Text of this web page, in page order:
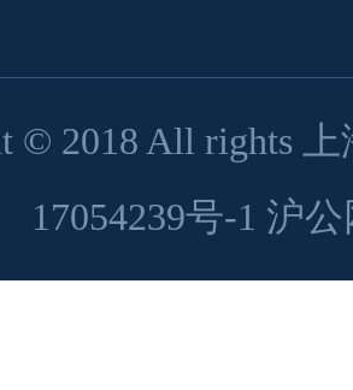
© 2018 All rights
17054239号-1 沪公